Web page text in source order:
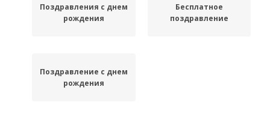
Поздравления с днем
рождения
Бесплатное
поздравление
Поздравление с днем
рождения